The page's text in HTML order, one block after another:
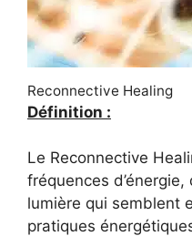
Reconnective Healing
Définition :
Le Reconnective
fréquences
lumière qui semblent
pratiques